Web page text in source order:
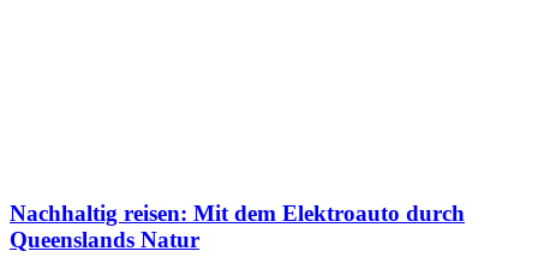
Nachhaltig reisen: Mit dem Elektroauto durch
Queenslands Natur